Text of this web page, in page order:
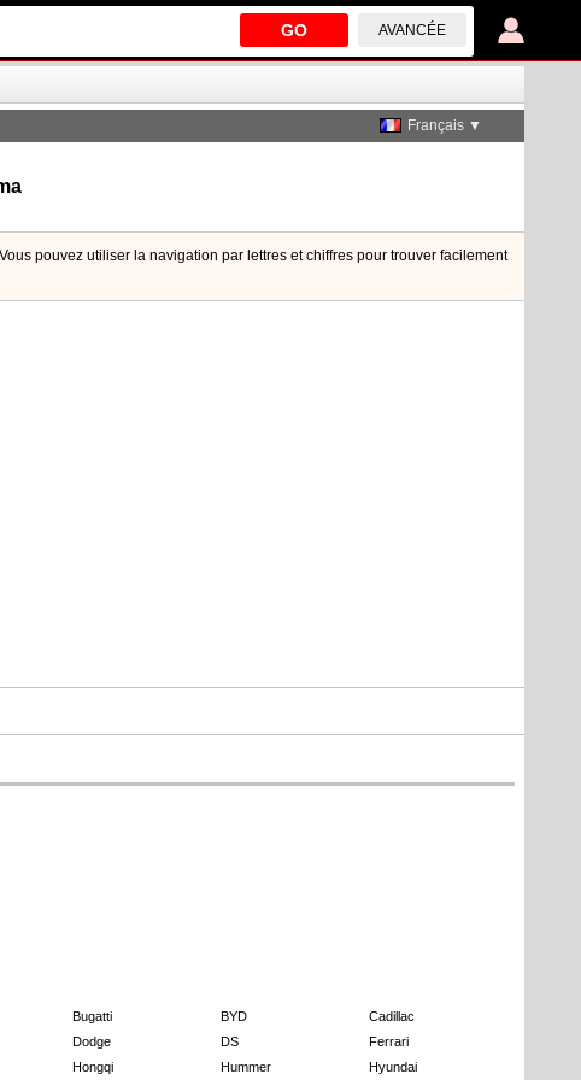
GO AVANCÉE
Français ▼
pouvez utiliser la navigation par lettres et chiffres pour trouver facilement
Bugatti BYD
Cadillac
Dodge DS
Ferrari
Hongqi Hummer Hyundai